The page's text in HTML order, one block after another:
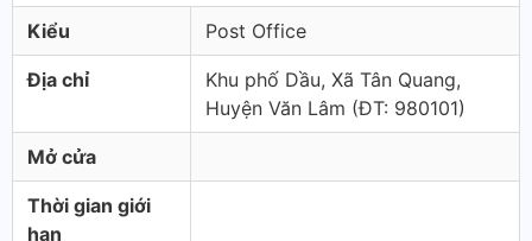
Kiểu Post Office
Địa chỉ
Khu phố Dầu, Xã Tân Quang,
Huyện Văn Lâm (ÐT: 980101)
Mở cửa
Thời gian giới
hạn